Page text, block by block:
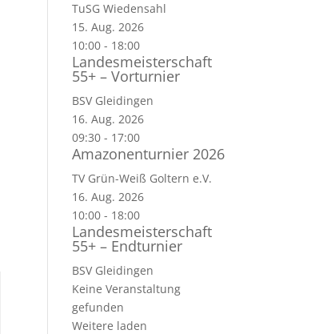
TuSG Wiedensahl
15. Aug. 2026
10:00 - 18:00
Landesmeisterschaft
55+ – Vorturnier
BSV Gleidingen
16. Aug. 2026
09:30 - 17:00
Amazonenturnier 2026
TV Grün-Weiß Goltern e.V.
16. Aug. 2026
10:00 - 18:00
Landesmeisterschaft
55+ – Endturnier
BSV Gleidingen
Keine Veranstaltung
gefunden
Weitere laden